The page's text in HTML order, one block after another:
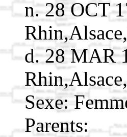
n. 28 OCT
d. 28 MAR
Sexe:
Parents: